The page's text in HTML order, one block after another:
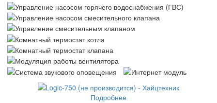
Подробнее